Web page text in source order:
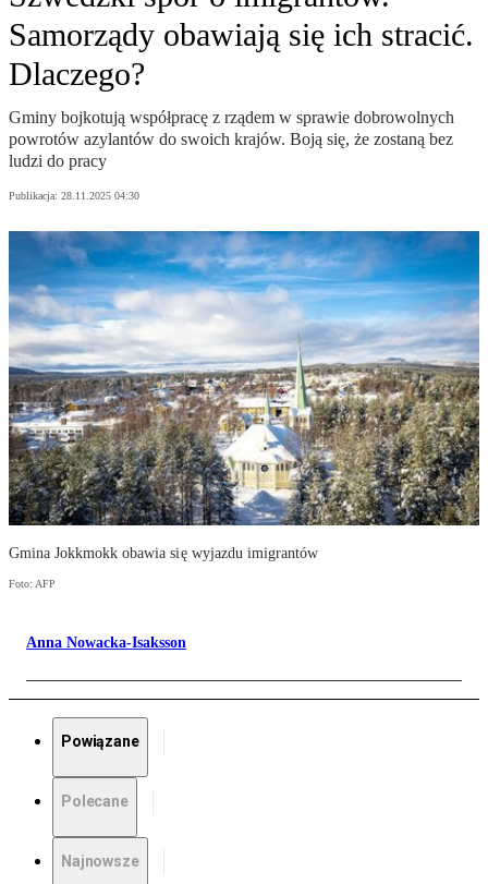
Samorządy obawiają się ich stracić.
Dlaczego?
Gminy bojkotują współpracę z rządem w sprawie dobrowolnych
powrotów azylantów do swoich krajów. Boją się, że zostaną bez
ludzi do pracy
Publikacja: 28.11.2025 04:30
Gmina Jokkmokk obawia się wyjazdu imigrantów
Foto: AFP
Anna Nowacka-Isaksson
Powiązane
Polecane
Najnowsze